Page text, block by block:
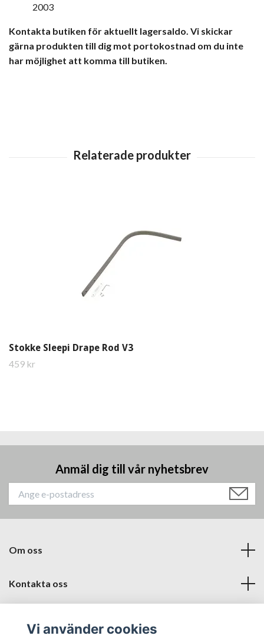
2003
Kontakta butiken för aktuellt lagersaldo. Vi skickar
gärna produkten till dig mot portokostnad om du inte
har möjlighet att komma till butiken.
Stokke Sleepi Drape Rod V3
459 kr
Anmäl dig till vår nyhetsbrev
Om oss
Kontakta oss
Vi använder cookies